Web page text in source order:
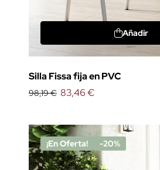
Añadir
Silla Fissa fija en PVC
98,19 € 83,46 €
¡En Oferta! -20%